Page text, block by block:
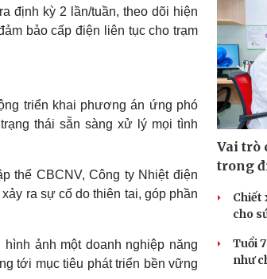
định kỳ 2 lần/tuần, theo dõi hiện
bảo cấp điện liên tục cho trạm
triển khai phương án ứng phó
thái sẵn sàng xử lý mọi tình
thể CBCNV, Công ty Nhiệt điện
ra sự cố do thiên tai, góp phần
ảnh một doanh nghiệp năng
tới mục tiêu phát triển bền vững
Vai trò
trong
Chiết
cho
Tuổi
như